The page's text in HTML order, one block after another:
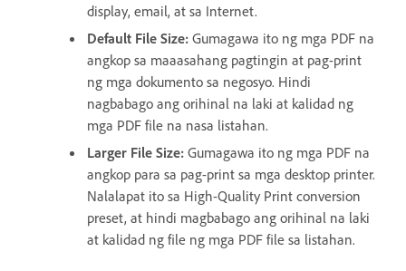
display, email, at sa Internet.
Default File Size: Gumagawa ito ng mga PDF na
angkop sa maaasahang pagtingin at pag-print
ng mga dokumento sa negosyo. Hindi
nagbabago ang orihinal na laki at kalidad ng
mga PDF file na nasa listahan.
Larger File Size: Gumagawa ito ng mga PDF na
angkop para sa pag-print sa mga desktop printer.
Nalalapat ito sa High-Quality Print conversion
preset, at hindi magbabago ang orihinal na laki
at kalidad ng file ng mga PDF file sa listahan.